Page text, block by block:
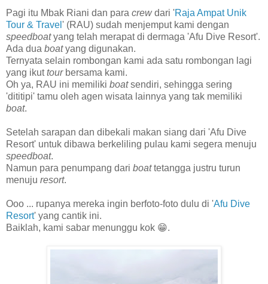
Pagi itu Mbak Riani dan para crewdari 'Raja Ampat Unik
Tour & Travel ' (RAU) sudah menjemput kami dengan
speedboatyang telah merapat di dermaga 'Afu Dive Resort'.
Ada dua boatyang digunakan.
Ternyata selain rombongan kami ada satu rombongan lagi
yang ikuttourbersama kami.
Oh ya, RAU ini memiliki boatsendiri, sehingga sering
'dititipi' tamu oleh agen wisata lainnya yang tak memiliki
boat.
Setelah sarapan dan dibekali makan siang dari 'Afu Dive
Resort' untuk dibawa berkeliling pulau kami segera menuju
speedboat.
Namun para penumpang dari boattetangga justru turun
menuju resort.
Ooo ... rupanya mereka ingin berfoto-foto dulu di 'Afu Dive
Resort' yang cantik ini.
Baiklah, kami sabar menunggu kok 😁.